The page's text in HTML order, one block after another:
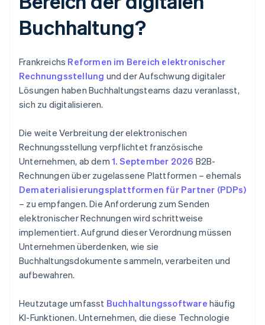
Buchhaltung?
Frankreichs Reformen im Bereich elektronischer
Rechnungsstellung und der Aufschwung digitaler
Lösungen haben Buchhaltungsteams dazu veranlasst,
sich zu digitalisieren.
Die weite Verbreitung der elektronischen
Rechnungsstellung verpflichtet französische
Unternehmen, ab dem 1. September 2026 B2B-
Rechnungen über zugelassene Plattformen – ehemals
Dematerialisierungsplattformen für Partner (PDPs)
– zu empfangen. Die Anforderung zum Senden
elektronischer Rechnungen wird schrittweise
implementiert. Aufgrund dieser Verordnung müssen
Unternehmen überdenken, wie sie
Buchhaltungsdokumente sammeln, verarbeiten und
aufbewahren.
Heutzutage umfasst Buchhaltungssoftware häufig
KI-Funktionen. Unternehmen, die diese Technologie